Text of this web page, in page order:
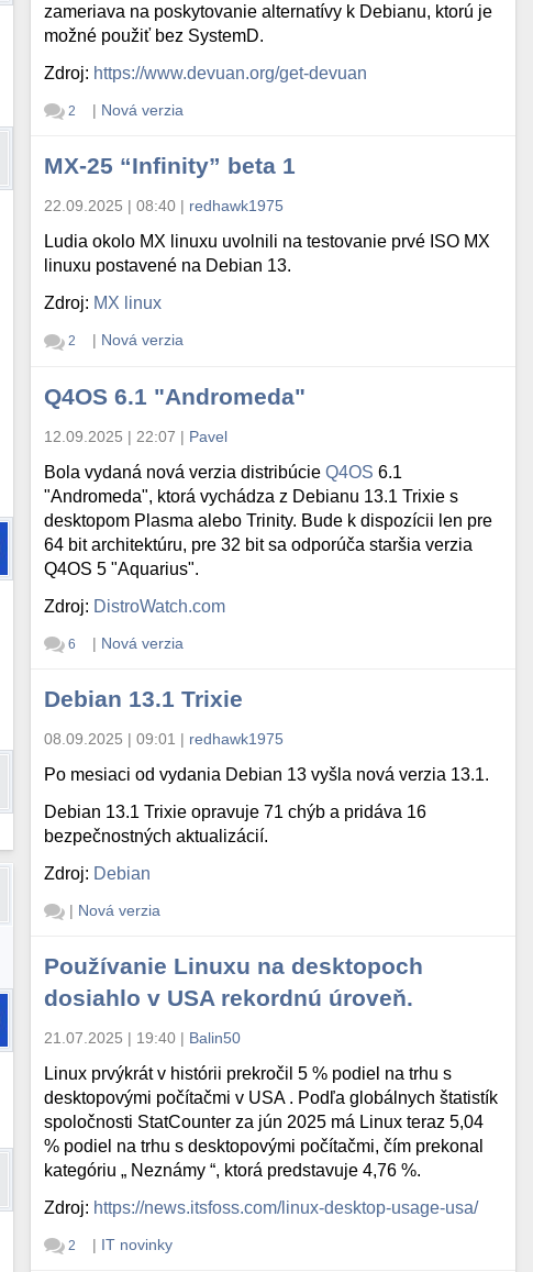
zameriava na poskytovanie alternatívy k Debianu, ktorú je
možné použiť bez SystemD.
Zdroj: https://www.devuan.org/get-devuan
2 | Nová verzia
MX-25 “Infinity” beta 1
22.09.2025 | 08:40 | redhawk1975
Ludia okolo MX linuxu uvolnili na testovanie prvé ISO MX
linuxu postavené na Debian 13.
Zdroj: MX linux
2 | Nová verzia
Q4OS 6.1 "Andromeda"
12.09.2025 | 22:07 | Pavel
Bola vydaná nová verzia distribúcieQ4OS 6.1
"Andromeda", ktorá vychádza z Debianu 13.1 Trixie s
desktopom Plasma alebo Trinity. Bude k dispozícii len pre
64 bit architektúru, pre 32 bit sa odporúča staršia verzia
Q4OS 5 "Aquarius".
Zdroj: DistroWatch.com
6 | Nová verzia
Debian 13.1 Trixie
08.09.2025 | 09:01 | redhawk1975
Po mesiaci od vydania Debian 13 vyšla nová verzia 13.1.
Debian 13.1 Trixie opravuje 71 chýb a pridáva 16
bezpečnostných aktualizácií.
Zdroj: Debian
| Nová verzia
Používanie Linuxu na desktopoch
dosiahlo v USA rekordnú úroveň.
21.07.2025 | 19:40 | Balin50
Linux prvýkrát v histórii prekročil 5 % podiel na trhu s
desktopovými počítačmi v USA . Podľa globálnych štatistík
spoločnosti StatCounter za jún 2025 má Linux teraz 5,04
% podiel na trhu s desktopovými počítačmi, čím prekonal
kategóriu „ Neznámy “, ktorá predstavuje 4,76 %.
Zdroj: https://news.itsfoss.com/linux-desktop-usage-usa/
2 | IT novinky